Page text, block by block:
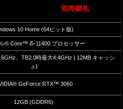
10 Home (64ビット版)
® Core™ i5-11400 プロセッサー
、TB2.0時最大4.4GHz | 12MB キャッシ
ュ)
GeForce RTX™ 3060
12GB (GDDR6)